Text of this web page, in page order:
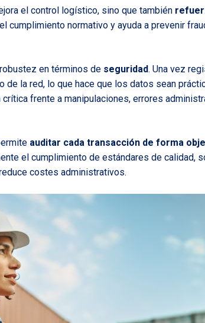
el control logístico, sino que también
cumplimiento normativo y ayuda a prevenir
en términos de seguridad. Una vez
la red, lo que hace que los datos sean
frente a manipulaciones, errores
auditar cada transacción de forma
el cumplimiento de estándares de calidad,
costes administrativos.